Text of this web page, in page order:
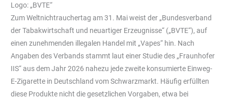
Logo: „BVTE“
Zum Weltnichtrauchertag am 31. Mai weist der „Bundesverband
der Tabakwirtschaft und neuartiger Erzeugnisse“ („BVTE“), auf
einen zunehmenden illegalen Handel mit „Vapes“ hin. Nach
Angaben des Verbands stammt laut einer Studie des „Fraunhofer
IIS“ aus dem Jahr 2026 nahezu jede zweite konsumierte Einweg-
E-Zigarette in Deutschland vom Schwarzmarkt. Häufig erfüllten
diese Produkte nicht die gesetzlichen Vorgaben, etwa bei